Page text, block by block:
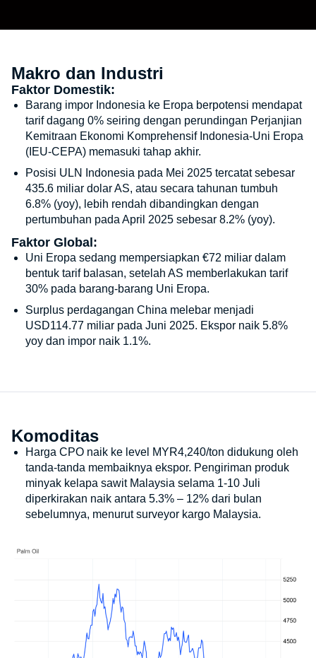
Makro dan Industri
Faktor Domestik:
Barang impor Indonesia ke Eropa berpotensi mendapat
tarif dagang 0% seiring dengan perundingan Perjanjian
Kemitraan Ekonomi Komprehensif Indonesia-Uni Eropa
(IEU-CEPA) memasuki tahap akhir.
Posisi ULN Indonesia pada Mei 2025 tercatat sebesar
435.6 miliar dolar AS, atau secara tahunan tumbuh
6.8% (yoy), lebih rendah dibandingkan dengan
pertumbuhan pada April 2025 sebesar 8.2% (yoy).
Faktor Global:
Uni Eropa sedang mempersiapkan €72 miliar dalam
bentuk tarif balasan, setelah AS memberlakukan tarif
30% pada barang-barang Uni Eropa.
Surplus perdagangan China melebar menjadi
USD114.77 miliar pada Juni 2025. Ekspor naik 5.8%
yoy dan impor naik 1.1%.
Komoditas
Harga CPO naik ke level MYR4,240/ton didukung oleh
tanda-tanda membaiknya ekspor. Pengiriman produk
minyak kelapa sawit Malaysia selama 1-10 Juli
diperkirakan naik antara 5.3% – 12% dari bulan
sebelumnya, menurut surveyor kargo Malaysia.